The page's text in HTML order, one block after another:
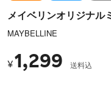
メイベリンオリジナル
MAYBELLINE
¥1,299 送料込